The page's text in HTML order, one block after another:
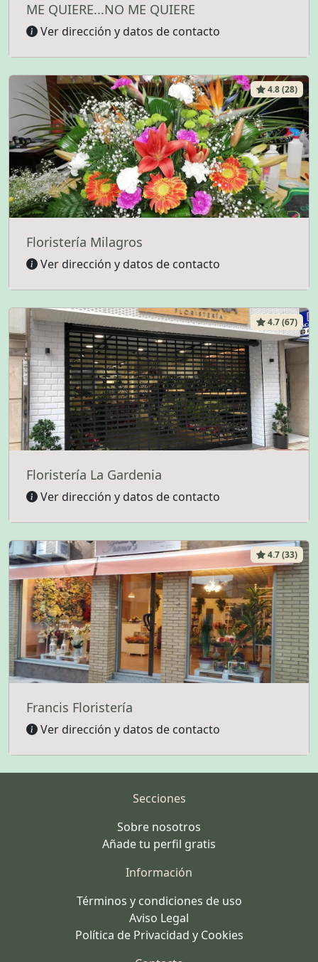
ME QUIERE...NO ME QUIERE
Ver dirección y datos de contacto
4.8 (28)
Floristería Milagros
Ver dirección y datos de contacto
4.7 (67)
Floristería La Gardenia
Ver dirección y datos de contacto
4.7 (33)
Francis Floristería
Ver dirección y datos de contacto
Secciones
Sobre nosotros
Añade tu perfil gratis
Información
Términos y condiciones de uso
Aviso Legal
Política de Privacidad y Cookies